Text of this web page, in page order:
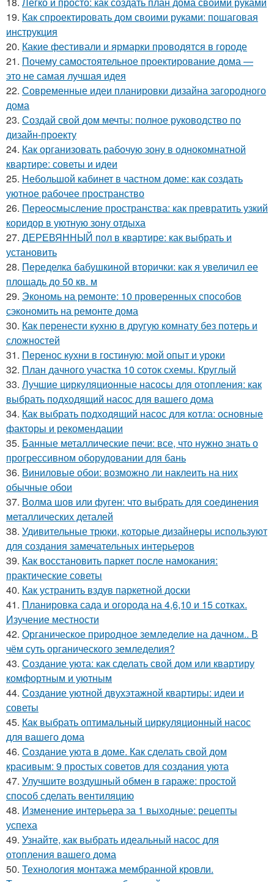
19. Как спроектировать дом своими руками: пошаговая
инструкция
20. Какие фестивали и ярмарки проводятся в городе
21. Почему самостоятельное проектирование дома —
это не самая лучшая идея
22. Современные идеи планировки дизайна загородного
дома
23. Создай свой дом мечты: полное руководство по
дизайн-проекту
24. Как организовать рабочую зону в однокомнатной
квартире: советы и идеи
25. Небольшой кабинет в частном доме: как создать
уютное рабочее пространство
26. Переосмысление пространства: как превратить узкий
коридор в уютную зону отдыха
27. ДЕРЕВЯННЫЙ пол в квартире: как выбрать и
установить
28. Переделка бабушкиной вторички: как я увеличил ее
площадь до 50 кв. м
29. Экономь на ремонте: 10 проверенных способов
сэкономить на ремонте дома
30. Как перенести кухню в другую комнату без потерь и
сложностей
31. Перенос кухни в гостиную: мой опыт и уроки
32. План дачного участка 10 соток схемы. Круглый
33. Лучшие циркуляционные насосы для отопления: как
выбрать подходящий насос для вашего дома
34. Как выбрать подходящий насос для котла: основные
факторы и рекомендации
35. Банные металлические печи: все, что нужно знать о
прогрессивном оборудовании для бань
36. Виниловые обои: возможно ли наклеить на них
обычные обои
37. Волма шов или фуген: что выбрать для соединения
металлических деталей
38. Удивительные трюки, которые дизайнеры используют
для создания замечательных интерьеров
39. Как восстановить паркет после намокания:
практические советы
40. Как устранить вздув паркетной доски
41. Планировка сада и огорода на 4,6,10 и 15 сотках.
Изучение местности
42. Органическое природное земледелие на дачном.. В
чём суть органического земледелия?
43. Создание уюта: как сделать свой дом или квартиру
комфортным и уютным
44. Создание уютной двухэтажной квартиры: идеи и
советы
45. Как выбрать оптимальный циркуляционный насос
для вашего дома
46. Создание уюта в доме. Как сделать свой дом
красивым: 9 простых советов для создания уюта
47. Улучшите воздушный обмен в гараже: простой
способ сделать вентиляцию
48. Изменение интерьера за 1 выходные: рецепты
успеха
49. Узнайте, как выбрать идеальный насос для
отопления вашего дома
50. Технология монтажа мембранной кровли.